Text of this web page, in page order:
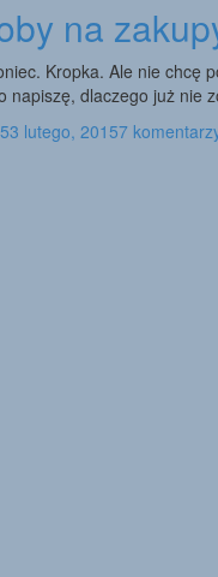
na
Kropka. Ale nie chcę
napiszę, dlaczego już nie
3 lutego, 20157